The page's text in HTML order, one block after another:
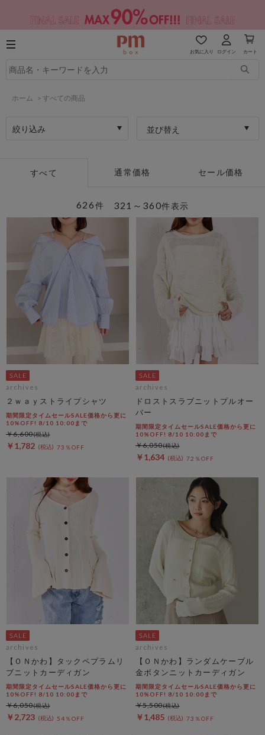
お気に入り ログイン カート
ホーム > すべての商品
絞り込み 並び替え
すべて 通常価格 セール価格
321～360件表示
626件
archives
２ｗａｙストライプシャツ
期間限定タイムセールSALE価格から更に
10%OFF! 8/10 10:00まで
￥1,782 73％OFF
￥6,600
archives
ドロストスラブニットプルオー
バー
期間限定タイムセールSALE価格から更に
10%OFF! 8/10 10:00まで
￥1,634 72％OFF
￥6,050
archives
【ＯＮかわ】タックペプラムリ
ブニットカーディガン
期間限定タイムセールSALE価格から更に
10%OFF! 8/10 10:00まで
￥2,723 54％OFF
￥6,050
archives
【ＯＮかわ】ランダムケーブル
金ボタンニットカーディガン
期間限定タイムセールSALE価格から更に
10%OFF! 8/10 10:00まで
￥1,485 73％OFF
￥5,500